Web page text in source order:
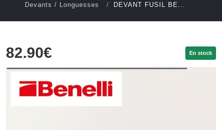
Devants / Longuesses
DEVANT FUSIL BE...
82.90€ En stock